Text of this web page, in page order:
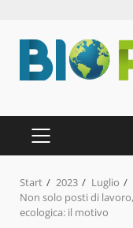
Inhalt
springen
PRIMÄRES
MENÜ
Start 2023
Luglio
Non solo posti di
ecologica: il motivo